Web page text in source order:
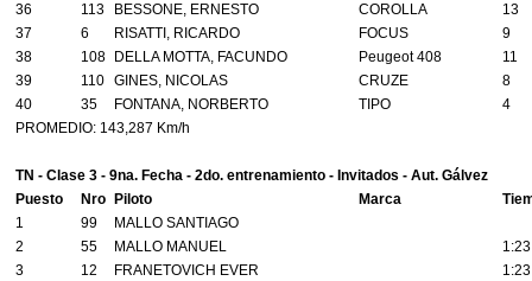
36
113 BESSONE, ERNESTO COROLLA
13
37
6 RISATTI, RICARDO FOCUS
9
38
108 DELLA MOTTA, FACUNDO Peugeot 408
11
39
110 GINES, NICOLAS CRUZE
8
40
35 FONTANA, NORBERTO TIPO
4
PROMEDIO: 143,287 Km/h
TN - Clase 3 - 9na. Fecha - 2do. entrenamiento - Invitados - Aut. Gálvez
Puesto
Nro Piloto Marca
1
99
MALLO SANTIAGO
2
55 MALLO MANUEL
3
12 FRANETOVICH EVER